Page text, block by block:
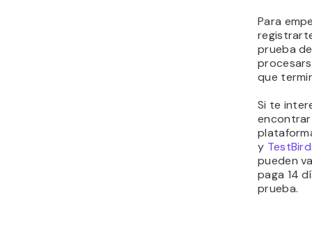
Para
prueba
que
Si te
y
pueden
paga 14
prueba.